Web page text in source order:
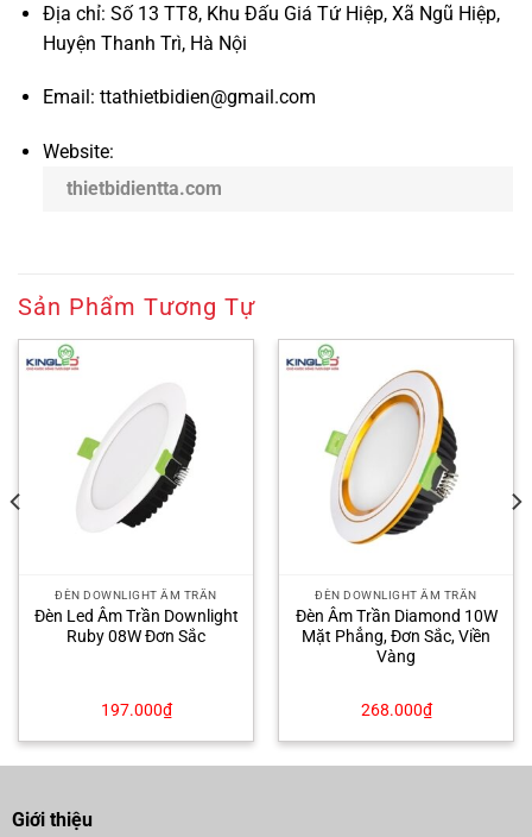
Địa chỉ: Số 13 TT8, Khu Đấu Giá Tứ Hiệp, Xã Ngũ Hiệp,
Huyện Thanh Trì, Hà Nội
Email: ttathietbidien@gmail.com
Website:
thietbidientta.com
Sản Phẩm Tương Tự
ĐÈN DOWNLIGHT ÂM TRẦN
Đèn Led Âm Trần Downlight
Ruby 08W Đơn Sắc
197.000₫
ĐÈN DOWNLIGHT ÂM TRẦN
Đèn Âm Trần Diamond 10W
Mặt Phẳng, Đơn Sắc, Viền
Vàng
268.000₫
Giới thiệu